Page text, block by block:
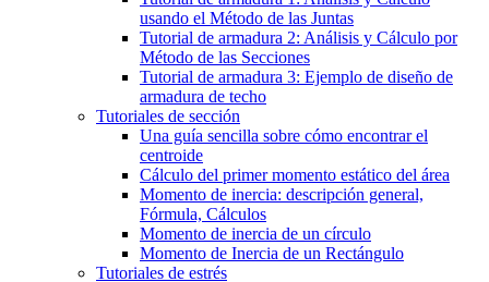
usando el Método de las Juntas
Tutorial de armadura 2: Análisis y Cálculo por
Método de las Secciones
Tutorial de armadura 3: Ejemplo de diseño de
armadura de techo
Tutoriales de sección
Una guía sencilla sobre cómo encontrar el
centroide
Cálculo del primer momento estático del área
Momento de inercia: descripción general,
Fórmula, Cálculos
Momento de inercia de un círculo
Momento de Inercia de un Rectángulo
Tutoriales de estrés